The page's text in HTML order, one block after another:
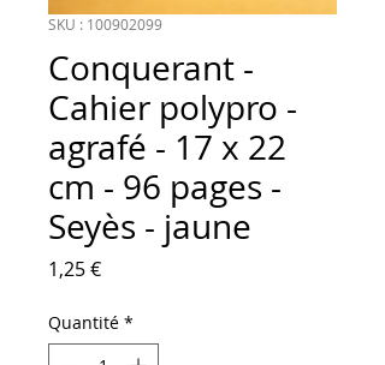
SKU : 100902099
Conquerant -
Cahier polypro -
agrafé - 17 x 22
cm - 96 pages -
Seyès - jaune
1,25 €Prix
Quantité *